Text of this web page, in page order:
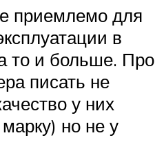
приемлемо для
в
то и больше. Про
писать не
у них
но не у